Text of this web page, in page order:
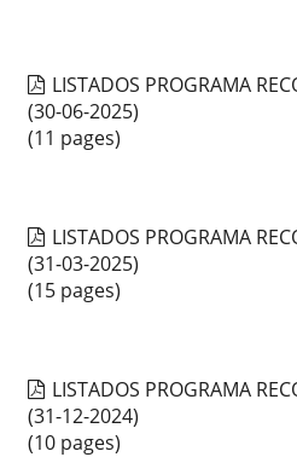
LISTADOS PROGRAMA
(30-06-2025)
(11 pages)
LISTADOS PROGRAMA
(31-03-2025)
(15 pages)
LISTADOS PROGRAMA
(31-12-2024)
(10 pages)